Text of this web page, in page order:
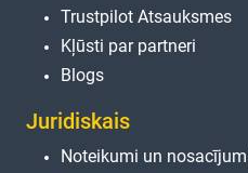
Trustpilot Atsauksmes
Kļūsti par partneri
Blogs
Juridiskais
Noteikumi un